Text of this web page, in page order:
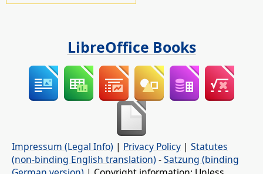
LibreOffice Books
Impressum (Legal Info) | Privacy Policy | Statutes
(non-binding English translation) -Satzung (binding